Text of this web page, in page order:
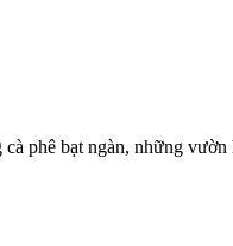
phê bạt ngàn, những vườn